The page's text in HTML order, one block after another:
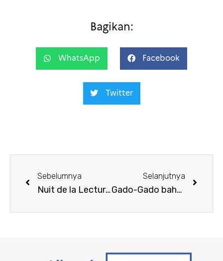
Bagikan:
WhatsApp Facebook
Twitter
Sebelumnya
Nuit de la Lecture 2025
Selanjutnya
Gado-Gado bahasa Dunia